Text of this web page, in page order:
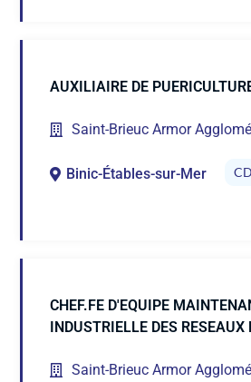
AUXILIAIRE DE
Saint-Brieuc Armor
Binic-Étables-sur-Mer
CHEF.FE D'EQUIPE
INDUSTRIELLE DES RESEAUX
Saint-Brieuc Armor